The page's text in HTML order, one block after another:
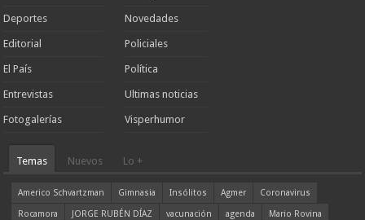
Deportes
Editorial
El País
Entrevistas
Fotogalerías
Novedades
Policiales
Política
Ultimas noticias
Visperhumor
Temas Nuevos Lo +
Americo Schvartzman Gimnasia Insólitos Agmer
Coronavirus
Rocamora
JORGE RUBÉN DÍAZ vacunación agenda
Mario Rovina